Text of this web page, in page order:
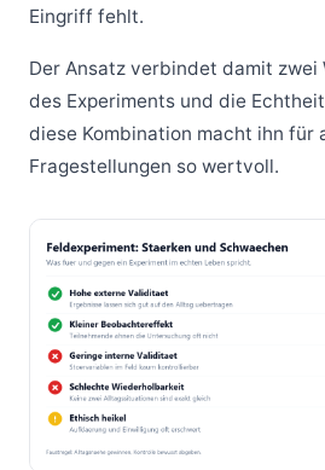
Eingriff fehlt.
Der Ansatz verbindet damit zwei
des Experiments und die
diese Kombination macht ihn für
Fragestellungen so wertvoll.